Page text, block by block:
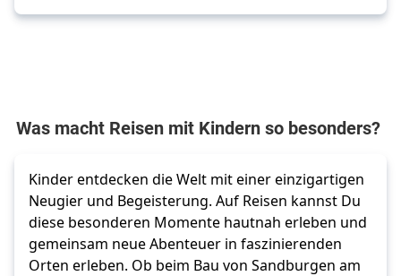
Was macht Reisen mit Kindern so besonders?
Kinder entdecken die Welt mit einer einzigartigen
Neugier und Begeisterung. Auf Reisen kannst Du
diese besonderen Momente hautnah erleben und
gemeinsam neue Abenteuer in faszinierenden
Orten erleben. Ob beim Bau von Sandburgen am